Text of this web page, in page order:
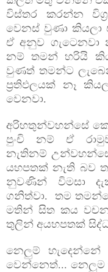
විස්තර කරන්න
වෙනස් වුණා කියලා
ඒ අනුව
නම් තමන් හරියි
වුණත් තමන්ට
ප්‍රතිඵලයක් නෑ
වෙනවා.
අරිහතුන්වහන්සේ
පුංචි නම් ඒ
නැතිනම්
යහපතක් නැති බව
නුවණින් විමසා
ගනිත්වා. තම
මතින් සිත කය
තුලින් අයහපතක්
නෙලුම්
වෙන්නෙත්...